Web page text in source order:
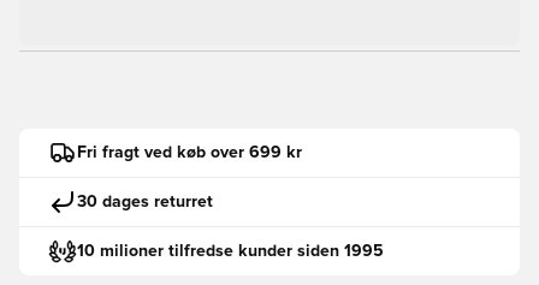
Fri fragt ved køb over 699 kr
30 dages returret
10 milioner tilfredse kunder siden 1995